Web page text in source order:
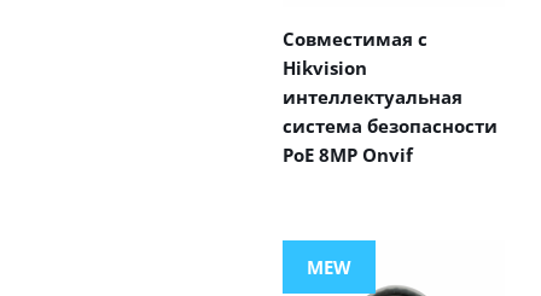
Совместимая с
Hikvision
интеллектуальная
система безопасности
PoE 8MP Onvif
MEW